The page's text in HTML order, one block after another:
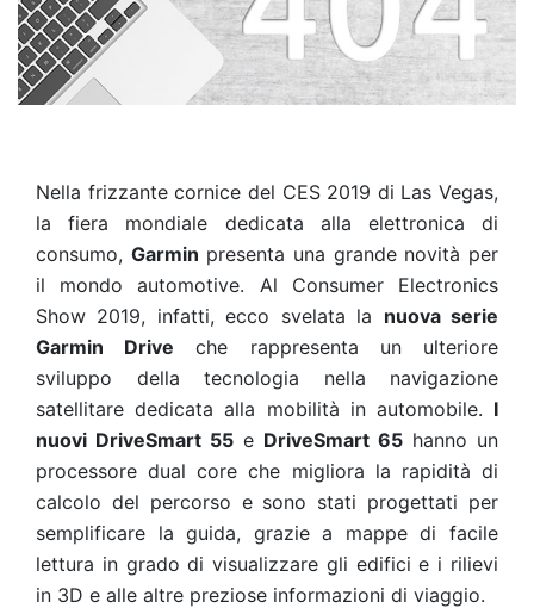
Nella frizzante cornice del CES 2019 di Las Vegas,
la fiera mondiale dedicata alla elettronica di
consumo, Garmin presenta una grande novità per
il mondo automotive. Al Consumer Electronics
Show 2019, infatti, ecco svelata la nuova serie
Garmin Drive che rappresenta un ulteriore
sviluppo della tecnologia nella navigazione
satellitare dedicata alla mobilità in automobile. I
nuovi DriveSmart 55 e DriveSmart 65 hanno un
processore dual core che migliora la rapidità di
calcolo del percorso e sono stati progettati per
semplificare la guida, grazie a mappe di facile
lettura in grado di visualizzare gli edifici e i rilievi
in 3D e alle altre preziose informazioni di viaggio.